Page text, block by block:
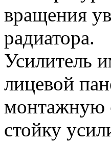
вращения
радиатора.
Усилитель
лицевой
монтажную
стойку